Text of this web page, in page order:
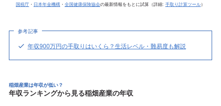
国税庁 ・ 日本年金機構 ・ 全国健康保険協会の最新情報をもとに試算（詳細: 手取り計算ツール）
参考記事
年収900万円の手取りはいくら？生活レベル・難易度も解説
稲畑産業は年収が低い？
年収ランキングから見る稲畑産業の年収